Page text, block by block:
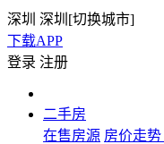
深圳 深圳[切换城市]
下载APP
登录 注册
二手房
在售房源 房价走势